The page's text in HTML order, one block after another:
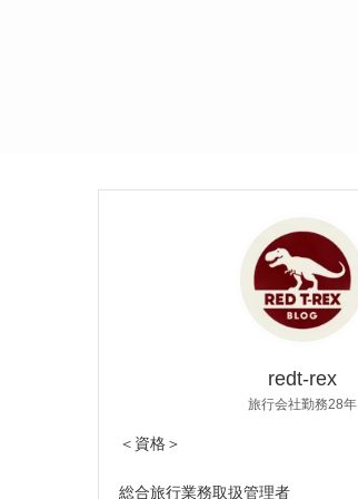
redt-rex
旅行会社勤務28年
＜資格＞
総合旅行業務取扱管理者